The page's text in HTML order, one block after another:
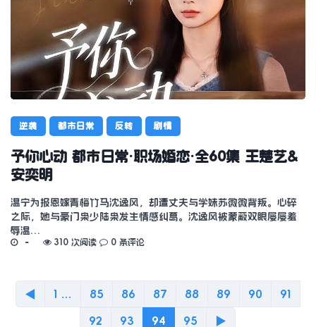
逆袭 都市日常 反转 剧情
予你心动 都市日常·职场婚恋·全60集 王楚艺&
安奕明
温宁为报恩嫁青梅竹马沈逸风，却遭丈夫与学妹苏微微背叛。心碎
之际，她与豪门枭少陆枭发生情感纠葛。沈逸风被蒙蔽双眼屡屡羞
辱温…
310 次阅读 0 条评论
◀ 1 ... 85 86 87 88 89 90 91
92 93 94 95 ▶